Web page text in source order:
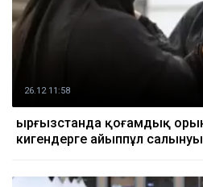
26.12 11:58
Қырғызстанда қоғамдық
кигендерге айыппұл